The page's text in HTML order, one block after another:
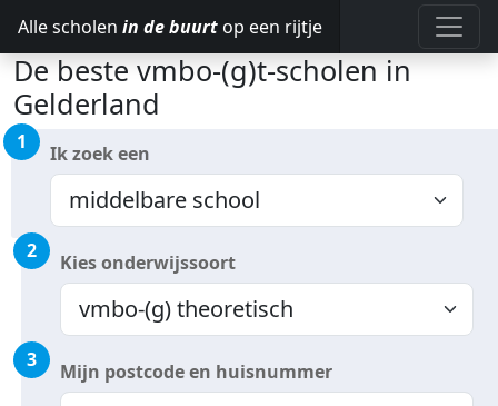
Alle scholen in de buurt op een rijtje
De beste vmbo-(g)t-scholen in
Gelderland
1 Ik zoek een
2 Kies onderwijssoort
3 Mijn postcode en huisnummer